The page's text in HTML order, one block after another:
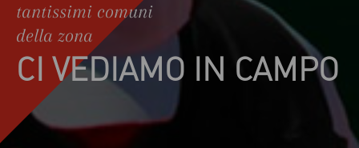
tantissimi comuni
della zona
CI VEDIAMO IN CAMPO